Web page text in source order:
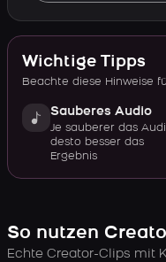
Wichtige Tipps
Beachte diese Hinweise
Sauberes Audio
Je sauberer das
desto besser das
Ergebnis
So nutzen
Echte Creator-Clips mit